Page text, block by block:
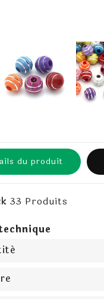
du produit
33 Produits